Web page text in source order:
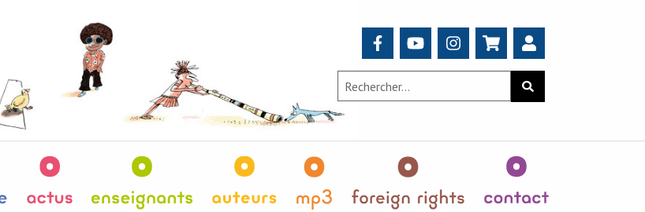
Search
for:
Catalogue Enseignants Auteurs